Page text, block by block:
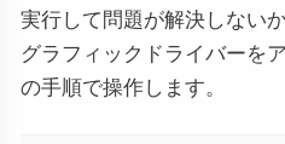
実行して問題が解決しない
グラフィックドライバーを
の手順で操作します。